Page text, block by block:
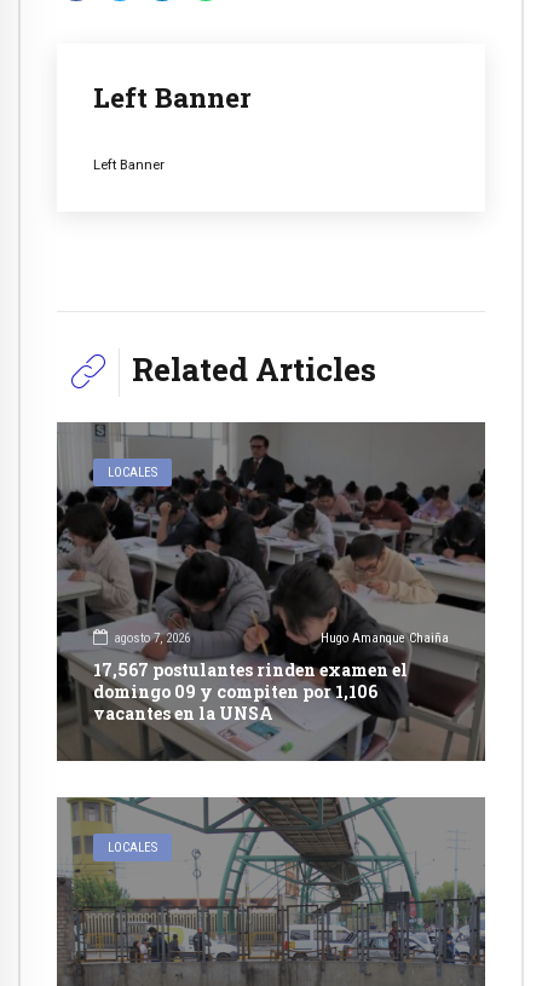
Left Banner
Left Banner
Related Articles
LOCALES
agosto 7, 2026 Hugo Amanque Chaiña
17,567 postulantes rinden examen el
domingo 09 y compiten por 1,106
vacantes en la UNSA
LOCALES